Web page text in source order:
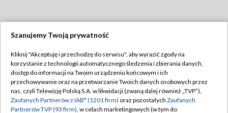
TVP
Abonament TVP
Emisja w TVP
Regulamin TVP
Polityka prywatności
Szanujemy Twoją prywatność
Kliknij "Akceptuję i przechodzę do serwisu", aby wyrazić zgody na
korzystanie z technologii automatycznego śledzenia i zbierania danych,
dostęp do informacji na Twoim urządzeniu końcowym i ich
przechowywanie oraz na przetwarzanie Twoich danych osobowych przez
nas, czyli Telewizję Polską S.A. w likwidacji (zwaną dalej również „TVP”),
Zaufanych Partnerów z IAB* (1201 firm) oraz pozostałych Zaufanych
Partnerów TVP (93 firm), w celach marketingowych (w tym do